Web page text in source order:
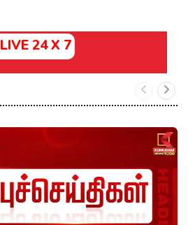
LIVE 24 X 7